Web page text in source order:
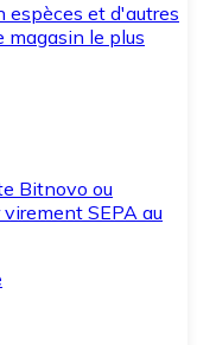
espèces et d'autres
magasin le plus
Bitnovo ou
SEPA au